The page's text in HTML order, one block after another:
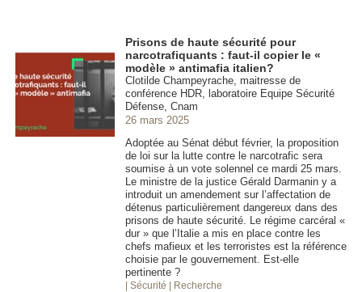
Prisons de haute sécurité pour
narcotrafiquants : faut-il copier le «
modèle » antimafia italien?
Clotilde Champeyrache, maitresse de
conférence HDR, laboratoire Equipe Sécurité
Défense, Cnam
26 mars 2025
Adoptée au Sénat début février, la proposition
de loi sur la lutte contre le narcotrafic sera
soumise à un vote solennel ce mardi 25 mars.
Le ministre de la justice Gérald Darmanin y a
introduit un amendement sur l’affectation de
détenus particulièrement dangereux dans des
prisons de haute sécurité. Le régime carcéral «
dur » que l’Italie a mis en place contre les
chefs mafieux et les terroristes est la référence
choisie par le gouvernement. Est-elle
pertinente ?
| Sécurité | Recherche